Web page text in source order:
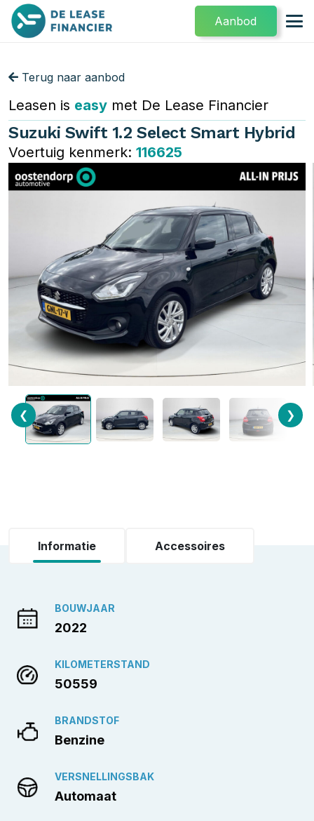
Aanbod
Terug naar aanbod
Leasen is easy met De Lease Financier
Suzuki Swift 1.2 Select Smart Hybrid
Voertuig kenmerk: 116625
❮ ❯
Informatie Accessoires
BOUWJAAR
2022
KILOMETERSTAND
50559
BRANDSTOF
Benzine
VERSNELLINGSBAK
Automaat